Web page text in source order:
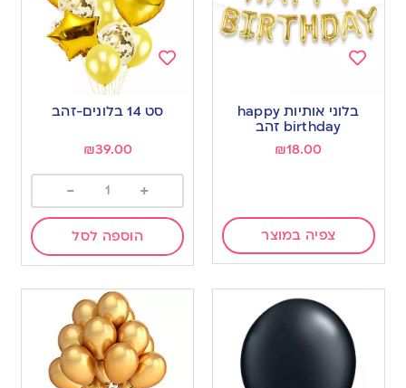
wishlist
בלוני אותיות happy
birthday זהב
₪18.00
צפיה במוצר
סט 14 בלונים-זהב
₪39.00
+
-
הוספה לסל